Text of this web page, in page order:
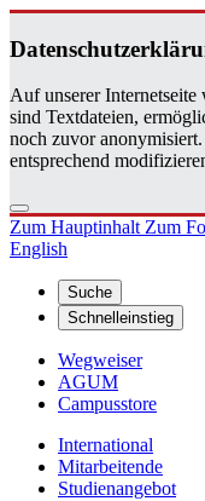
Auf unserer
sind Textdateien,
noch zuvor
entsprechend
Zum HauptinhaltZum
English
Suche
Schnelleinstieg
Wegweiser
AGUM
Campusstore
International
Mitarbeitende
Studienangebot